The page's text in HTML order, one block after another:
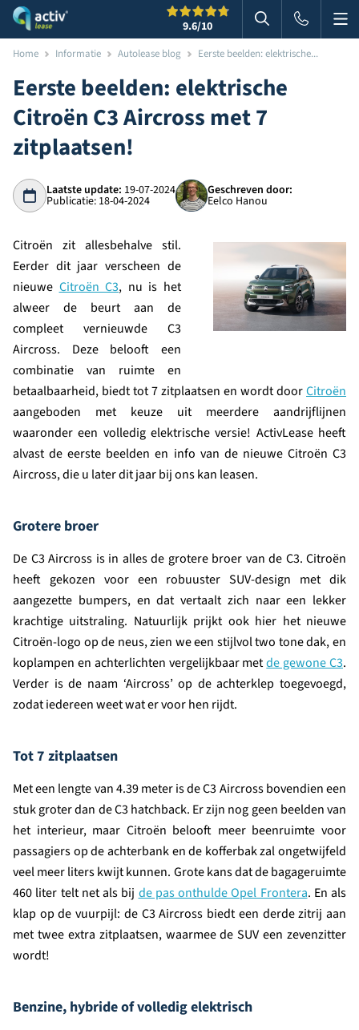
9.6/10 Zoeken in
Home Informatie Autolease blog Eerste beelden: elektrische...
Eerste beelden: elektrische
Citroën C3 Aircross met 7
zitplaatsen!
Laatste update: 19-07-2024
Publicatie: 18-04-2024
Geschreven door:
Eelco Hanou
Citroën zit allesbehalve stil.
Eerder dit jaar verscheen de
nieuwe Citroën C3, nu is het
alweer de beurt aan de
compleet vernieuwde C3
Aircross. Deze belooft een
combinatie van ruimte en
betaalbaarheid, biedt tot 7 zitplaatsen en wordt doorCitroën
aangeboden met keuze uit meerdere aandrijflijnen
waaronder een volledig elektrische versie! ActivLease heeft
alvast de eerste beelden en info van de nieuwe Citroën C3
Aircross, die u later dit jaar bij ons kan leasen.
Grotere broer
De C3 Aircross is in alles de grotere broer van de C3. Citroën
heeft gekozen voor een robuuster SUV-design met dik
aangezette bumpers, en dat vertaalt zich naar een lekker
krachtige uitstraling. Natuurlijk prijkt ook hier het nieuwe
Citroën-logo op de neus, zien we een stijlvol two tone dak, en
koplampen en achterlichten vergelijkbaar metde gewone C3.
Verder is de naam ‘Aircross’ op de achterklep toegevoegd,
zodat iedereen weet wat er voor hen rijdt.
Tot 7 zitplaatsen
Met een lengte van 4.39 meter is de C3 Aircross bovendien een
stuk groter dan de C3 hatchback. Er zijn nog geen beelden van
het interieur, maar Citroën belooft meer beenruimte voor
passagiers op de achterbank en de kofferbak zal ongetwijfeld
veel meer liters kwijt kunnen. Grote kans dat de bagageruimte
460 liter telt net als bij de pas onthulde Opel Frontera. En als
klap op de vuurpijl: de C3 Aircross biedt een derde zitrij aan
met twee extra zitplaatsen, waarmee de SUV een zevenzitter
wordt!
Benzine, hybride of volledig elektrisch